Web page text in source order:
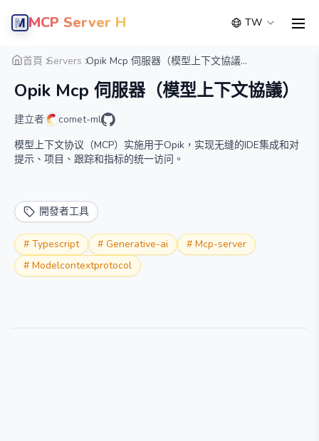
MCP Server Hub TW
首頁 Servers Opik Mcp 伺服器（模型上下文協議...
Opik Mcp 伺服器（模型上下文協議）
建立者
comet-ml
模型上下文协议（MCP）实施用于Opik，实现无缝的IDE集成和对
提示、项目、跟踪和指标的统一访问。
開發者工具
# Typescript # Generative-ai # Mcp-server
# Modelcontextprotocol
概覽 詳細 替代方案